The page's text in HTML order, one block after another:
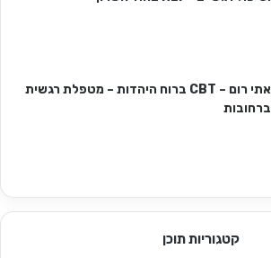
אתי רום – CBT ברוח היהדות – מטפלת רגשית
ברחובות
קטגוריות תוכן